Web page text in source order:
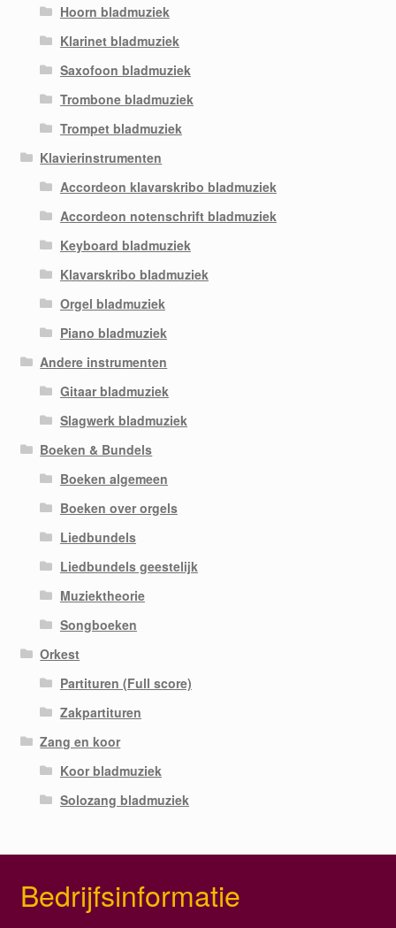
Hoorn bladmuziek
Klarinet bladmuziek
Saxofoon bladmuziek
Trombone bladmuziek
Trompet bladmuziek
Klavierinstrumenten
Accordeon klavarskribo bladmuziek
Accordeon notenschrift bladmuziek
Keyboard bladmuziek
Klavarskribo bladmuziek
Orgel bladmuziek
Piano bladmuziek
Andere instrumenten
Gitaar bladmuziek
Slagwerk bladmuziek
Boeken & Bundels
Boeken algemeen
Boeken over orgels
Liedbundels
Liedbundels geestelijk
Muziektheorie
Songboeken
Orkest
Partituren (Full score)
Zakpartituren
Zang en koor
Koor bladmuziek
Solozang bladmuziek
Bedrijfsinformatie